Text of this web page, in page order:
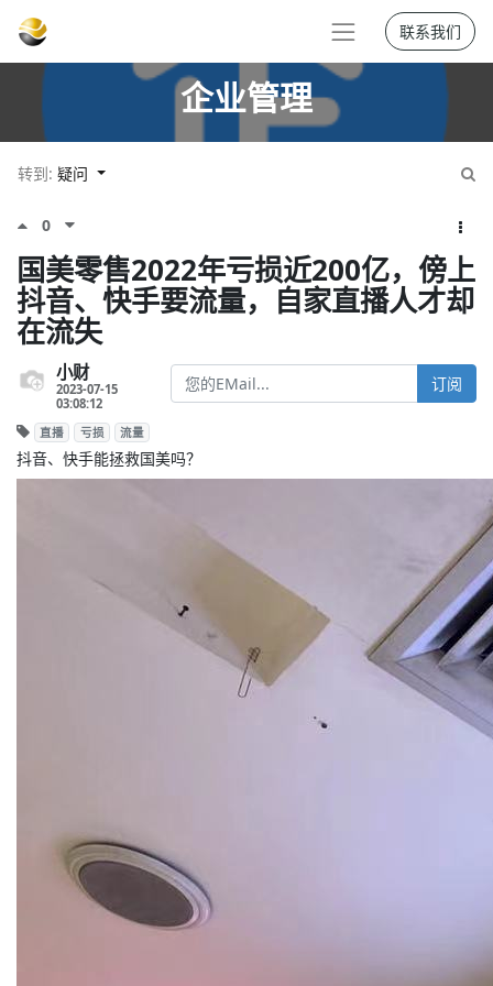
联系我们
企业管理
转到: 疑问
0
国美零售2022年亏损近200亿，傍上
抖音、快手要流量，自家直播人才却
在流失
小财
2023-07-15
03:08:12
订阅
直播 亏损 流量
抖音、快手能拯救国美吗？